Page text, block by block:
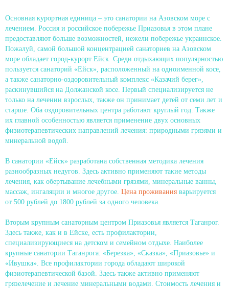
Основная курортная единица – это санатории на Азовском море с
лечением. Россия и российское побережье Приазовья в этом плане
предоставляют больше возможностей, нежели побережье украинское.
Пожалуй, самой большой концентрацией санаториев на Азовском
море обладает город-курорт Ейск. Среди отдыхающих популярностью
пользуется санаторий «Ейск», расположенный на одноименной косе,
а также санаторно-оздоровительный комплекс «Казачий берег»,
раскинувшийся на Должанской косе. Первый специализируется не
только на лечении взрослых, также он принимает детей от семи лет и
старше. Оба оздоровительных центра работают круглый год. Также
их главной особенностью является применение двух основных
физиотерапевтических направлений лечения: природными грязями и
минеральной водой.
В санатории «Ейск» разработана собственная методика лечения
разнообразных недугов. Здесь активно применяют такие методы
лечения, как обертывание лечебными грязями, минеральные ванны,
массаж, ингаляции и многое другое. Цена проживания варьируется
от 500 рублей до 1800 рублей за одного человека.
Вторым крупным санаторным центром Приазовья является Таганрог.
Здесь также, как и в Ейске, есть профилактории,
специализирующиеся на детском и семейном отдыхе. Наиболее
крупные санатории Таганрога: «Березка», «Сказка», «Приазовье» и
«Ивушка». Все профилактории города обладают широкой
физиотерапевтической базой. Здесь также активно применяют
грязелечение и лечение минеральными водами. Стоимость лечения и